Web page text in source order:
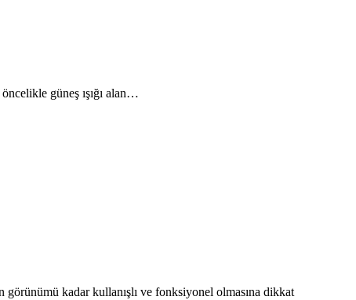
güneş ışığı alan…
görünümü kadar kullanışlı ve fonksiyonel olmasına dikkat